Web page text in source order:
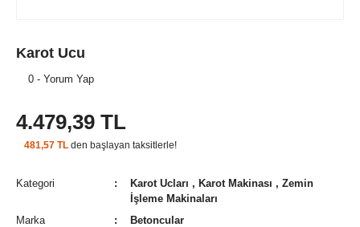
Karot Ucu
0 - Yorum Yap
4.479,39 TL
481,57 TL den başlayan taksitlerle!
Kategori Karot Ucları , Karot Makinası ,Zemin
İşleme Makinaları
Marka
Betoncular